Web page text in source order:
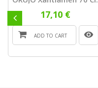
17,10 €
ADD TO CART